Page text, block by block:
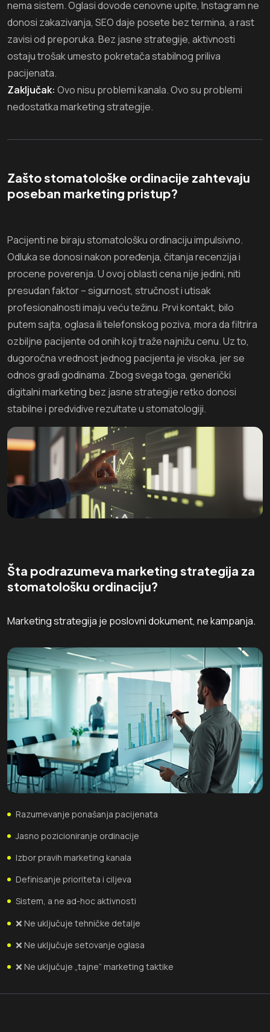
nema sistem. Oglasi dovode cenovne upite, Instagram ne
donosi zakazivanja, SEO daje posete bez termina, a rast
zavisi od preporuka. Bez jasne strategije, aktivnosti
ostaju trošak umesto pokretača stabilnog priliva
pacijenata.
Zaključak: Ovo nisu problemi kanala. Ovo su problemi
nedostatka marketing strategije.
Zašto stomatološke ordinacije zahtevaju
poseban marketing pristup?
Pacijenti ne biraju stomatološku ordinaciju impulsivno.
Odluka se donosi nakon poređenja, čitanja recenzija i
procene poverenja. U ovoj oblasti cena nije jedini, niti
presudan faktor – sigurnost, stručnost i utisak
profesionalnosti imaju veću težinu. Prvi kontakt, bilo
putem sajta, oglasa ili telefonskog poziva, mora da filtrira
ozbiljne pacijente od onih koji traže najnižu cenu. Uz to,
dugoročna vrednost jednog pacijenta je visoka, jer se
odnos gradi godinama. Zbog svega toga, generički
digitalni marketing bez jasne strategije retko donosi
stabilne i predvidive rezultate u stomatologiji.
Šta podrazumeva marketing strategija za
stomatološku ordinaciju?
Marketing strategija je poslovni dokument, ne kampanja.
Razumevanje ponašanja pacijenata
Jasno pozicioniranje ordinacije
Izbor pravih marketing kanala
Definisanje prioriteta i ciljeva
Sistem, a ne ad-hoc aktivnosti
❌ Ne uključuje tehničke detalje
❌ Ne uključuje setovanje oglasa
❌ Ne uključuje „tajne“ marketing taktike